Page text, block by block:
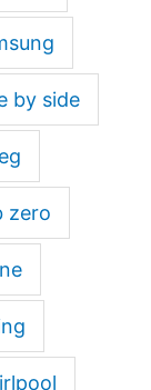
by side
zero